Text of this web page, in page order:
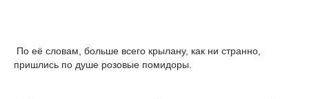
По её словам, больше всего крылану, как ни странно,
пришлись по душе розовые помидоры.